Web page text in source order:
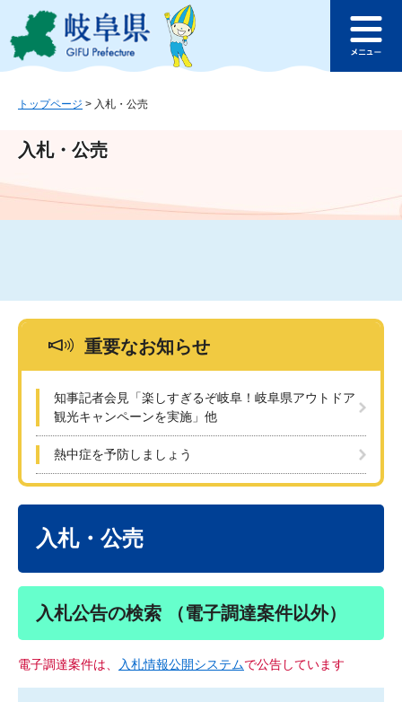
ジ
ュ
文
このページの本文へ
ュ
トップページ > 入札・公売
入札・公売
重要なお知らせ
知事記者会見「楽しすぎるぞ岐阜！岐阜県アウトドア
観光キャンペーンを実施」他
熱中症を予防しましょう
入札・公売
入札公告の検索 （電子調達案件以外）
電子調達案件は、 入札情報公開システムで公告しています